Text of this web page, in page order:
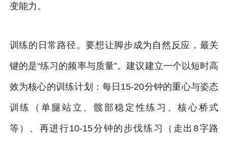
变能力。
训练的日常路径。要想让脚步成为自然反应，最关
键的是“练习的频率与质量”。建议建立一个以短时高
效为核心的训练计划：每日15-20分钟的重心与姿态
训练（单腿站立、髋部稳定性练习、核心桥式
等）、再进行10-15分钟的步伐练习（走出8字路